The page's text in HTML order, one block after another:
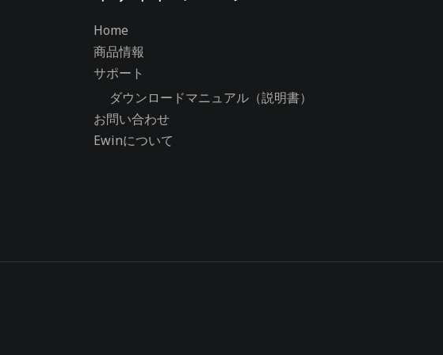
Home
商品情報
サポート
ダウンロードマニュアル（説明書）
お問い合わせ
Ewinについて